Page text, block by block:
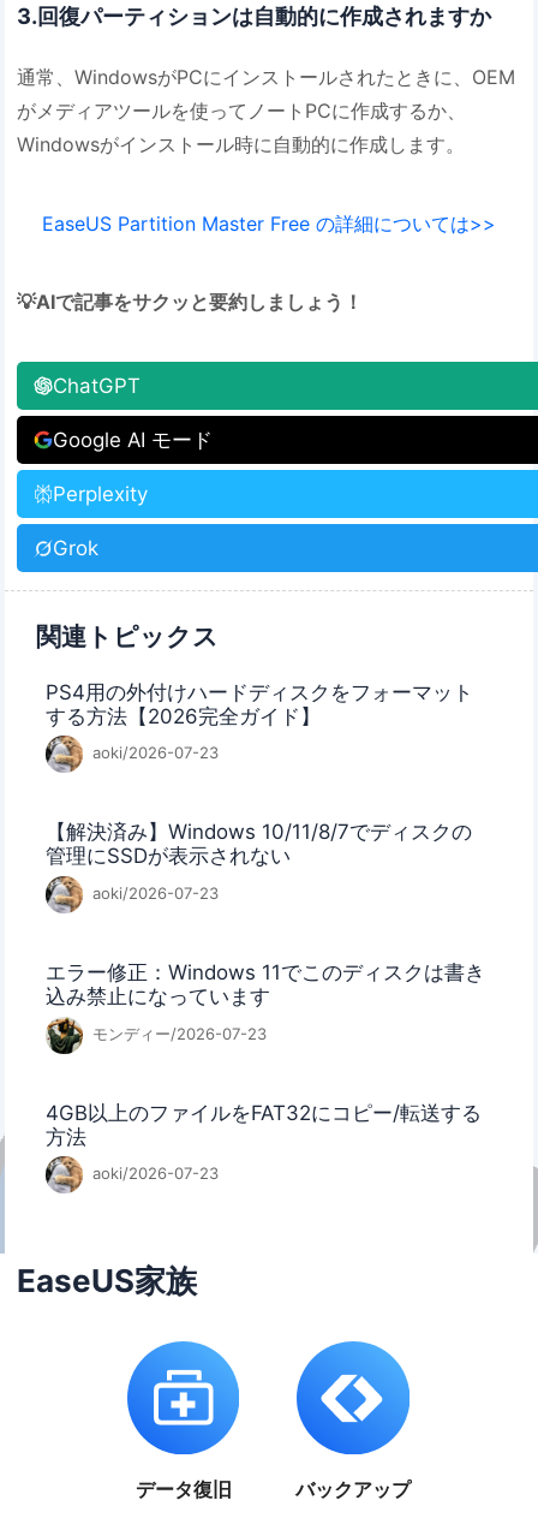
3.回復パーティションは自動的に作成されますか
通常、WindowsがPCにインストールされたときに、OEM
がメディアツールを使ってノートPCに作成するか、
Windowsがインストール時に自動的に作成します。
EaseUS Partition Master Free の詳細については>>
💡AIで記事をサクッと要約しましょう！
ChatGPT
Google AI モード
Perplexity
Grok
関連トピックス
PS4用の外付けハードディスクをフォーマット
する方法【2026完全ガイド】
aoki/2026-07-23
【解決済み】Windows 10/11/8/7でディスクの
管理にSSDが表示されない
aoki/2026-07-23
エラー修正：Windows 11でこのディスクは書き
込み禁止になっています
モンディー/2026-07-23
4GB以上のファイルをFAT32にコピー/転送する
方法
aoki/2026-07-23
EaseUS家族
データ復旧 バックアップ